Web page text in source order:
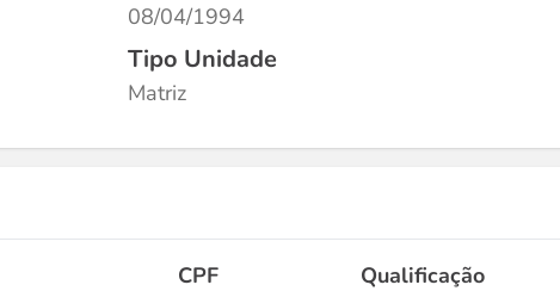
08/04/1994
Tipo Unidade
Matriz
CPF Qualificação